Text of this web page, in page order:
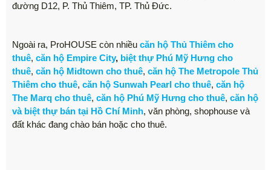
đường D12, P. Thủ Thiêm, TP. Thủ Đức.
Ngoài ra, ProHOUSE còn nhiều căn hộ Thủ Thiêm cho
thuê, căn hộ Empire City, biệt thự Phú Mỹ Hưng cho
thuê, căn hộ Midtown cho thuê, căn hộ The Metropole Thủ
Thiêm cho thuê, căn hộ Sunwah Pearl cho thuê, căn hộ
The Marq cho thuê, căn hộ Phú Mỹ Hưng cho thuê, căn hộ
và biệt thự bán tại Hồ Chí Minh, văn phòng, shophouse và
đất khác đang chào bán hoặc cho thuê.